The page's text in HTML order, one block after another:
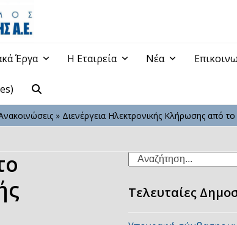
Έργα Η Εταιρεία Νέα
» Διενέργεια Ηλεκτρονικής Κλήρωσης από
Search
Τελευταίες